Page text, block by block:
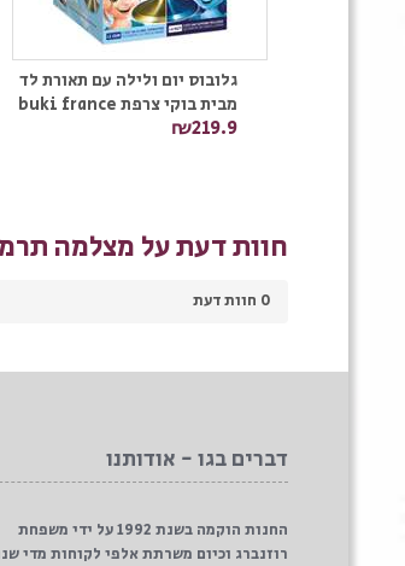
גלובוס יום ולילה עם תאורת לד
מבית בוקי צרפת buki france
₪219.9
חוות דעת על מצלמה
0 חוות דעת
דברים בגו - אודותנו
החנות הוקמה בשנת 1992 על ידי משפחת
רוזנברג וכיום משרתת אלפי לקוחות מדי